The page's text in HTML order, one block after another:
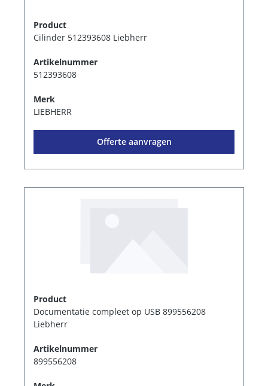
Product
Cilinder 512393608 Liebherr
Artikelnummer
512393608
Merk
LIEBHERR
Offerte aanvragen
Product
Documentatie compleet op USB 899556208
Liebherr
Artikelnummer
899556208